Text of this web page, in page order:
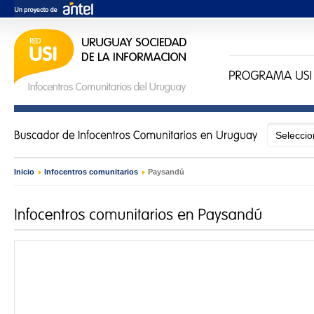
Inicio › Infocentros comunitarios › Paysandú